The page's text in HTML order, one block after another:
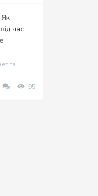
час
та
95